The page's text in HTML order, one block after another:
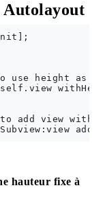
use height as
add view with
hauteur fixe à